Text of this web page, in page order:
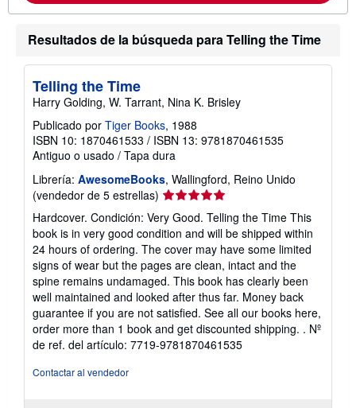
a
c
ó
o
e
s
t
a
r
i
f
a
s
d
e
e
v
í
o
Resultados de la búsqueda para Telling the Time
Telling the Time
Harry Golding, W. Tarrant, Nina K. Brisley
Publicado por Tiger Books, 1988
ISBN 10: 1870461533 / ISBN 13: 9781870461535
Antiguo o usado / Tapa dura
Librería: AwesomeBooks, Wallingford, Reino Unido
(vendedor de 5 estrellas) Calificación
del
vendedor:
5
de
5
estrellas
Hardcover. Condición: Very Good. Telling the Time This
book is in very good condition and will be shipped within
24 hours of ordering. The cover may have some limited
signs of wear but the pages are clean, intact and the
spine remains undamaged. This book has clearly been
well maintained and looked after thus far. Money back
guarantee if you are not satisfied. See all our books here,
order more than 1 book and get discounted shipping. . Nº
de ref. del artículo: 7719-9781870461535
Contactar al vendedor